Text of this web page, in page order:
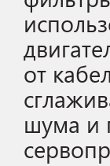
от
шума и